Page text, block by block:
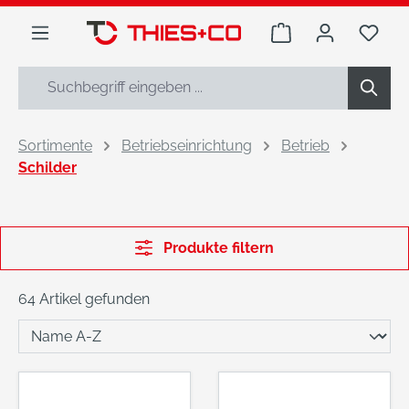
springen
Warenkorb Du
Sortimente Betriebseinrichtung
Betrieb
Schilder
Produkte filtern
64 Artikel gefunden